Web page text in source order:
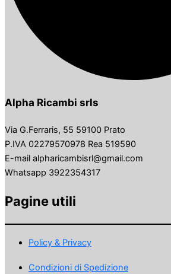
Alpha Ricambi srls
Via G.Ferraris, 55 59100 Prato
P.IVA 02279570978 Rea 519590
E-mail alpharicambisrl@gmail.com
Whatsapp 3922354317
Pagine utili
Policy & Privacy
Condizioni di Spedizione